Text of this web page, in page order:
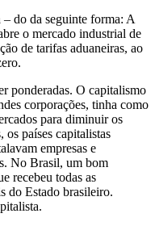
– do da seguinte forma: A
o mercado industrial de
de tarifas aduaneiras, ao
ponderadas. O capitalismo
corporações, tinha como
para diminuir os
os países capitalistas
empresas e
No Brasil, um bom
recebeu todas as
do Estado brasileiro.